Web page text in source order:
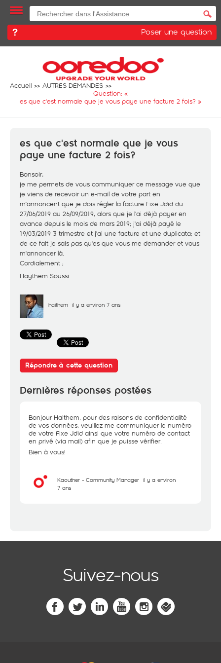
Poser une question
Accueil
AUTRES DEMANDES
Question: «
es que c'est normale que je vous paye une facture 2 fois? »
es que c'est normale que je vous
paye une facture 2 fois?
Bonsoir,
je me permets de vous communiquer ce message vue que
je viens de recevoir un e-mail de votre part en
m’annoncent que je dois régler la facture Fixe Jdid du
27/06/2019 au 26/09/2019, alors que je l'ai dèjà payer en
avance depuis le mois de mars 2019; j'ai déjà payé le
19/03/2019 3 trimestre et j'ai une facture et une duplicata; et
de ce fait je sais pas qu'es que vous me demander et vous
m'annoncer là.
Cordialement ;
Haythem Soussi
haithem il y a environ 7 ans
Répondre à cette question
Dernières réponses postées
Bonjour Haithem, pour des raisons de confidentialité
de vos données, veuillez me communiquer le numéro
de votre Fixe Jdid ainsi que votre numéro de contact
en privé (via mail) afin que je puisse vérifier.
Bien à vous!
Kaouther - Community Manager il y a environ
7 ans
Suivez-nous